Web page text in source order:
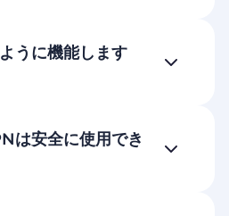
うに機能します
は安全に使用でき